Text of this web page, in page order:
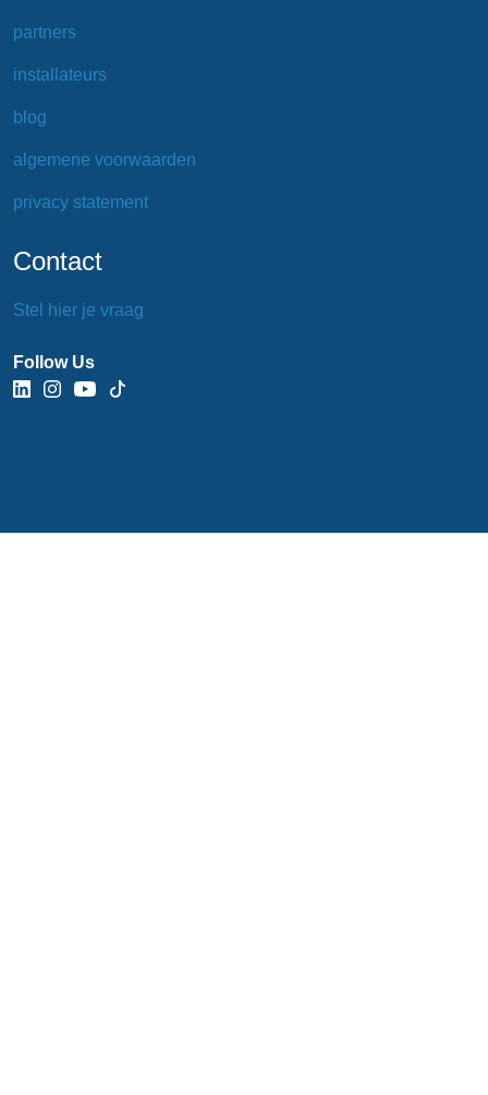
partners
installateurs
blog
algemene voorwaarden
privacy statement
Contact
Stel hier je vraag
Follow Us